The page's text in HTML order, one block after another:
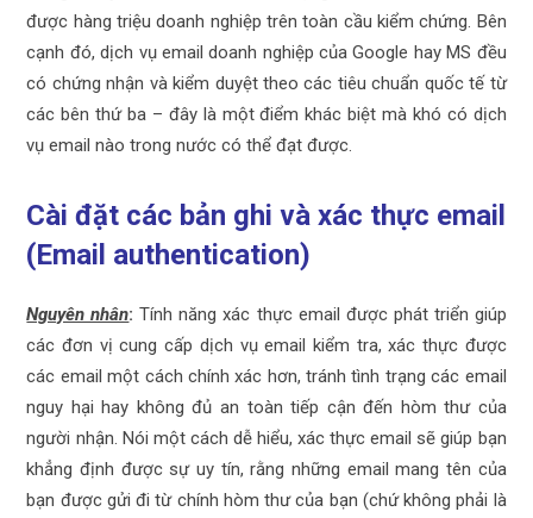
được hàng triệu doanh nghiệp trên toàn cầu kiểm chứng. Bên
cạnh đó, dịch vụ email doanh nghiệp của Google hay MS đều
có chứng nhận và kiểm duyệt theo các tiêu chuẩn quốc tế từ
các bên thứ ba – đây là một điểm khác biệt mà khó có dịch
vụ email nào trong nước có thể đạt được.
Cài đặt các bản ghi và xác thực email
(Email authentication)
Nguyên nhân: Tính năng xác thực email được phát triển giúp
các đơn vị cung cấp dịch vụ email kiểm tra, xác thực được
các email một cách chính xác hơn, tránh tình trạng các email
nguy hại hay không đủ an toàn tiếp cận đến hòm thư của
người nhận. Nói một cách dễ hiểu, xác thực email sẽ giúp bạn
khẳng định được sự uy tín, rằng những email mang tên của
bạn được gửi đi từ chính hòm thư của bạn (chứ không phải là